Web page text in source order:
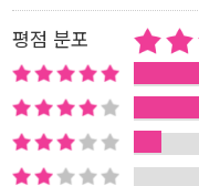
정부의 출범까지를 다루
1장으로 하고 이승만 정부,
정부, 노태우 정부, 김영삼
이르기까지 모두 10개의 장으로 나누었
관련 책들은 대부분 정치
는 정치적 사건조차 너무
평점 분포